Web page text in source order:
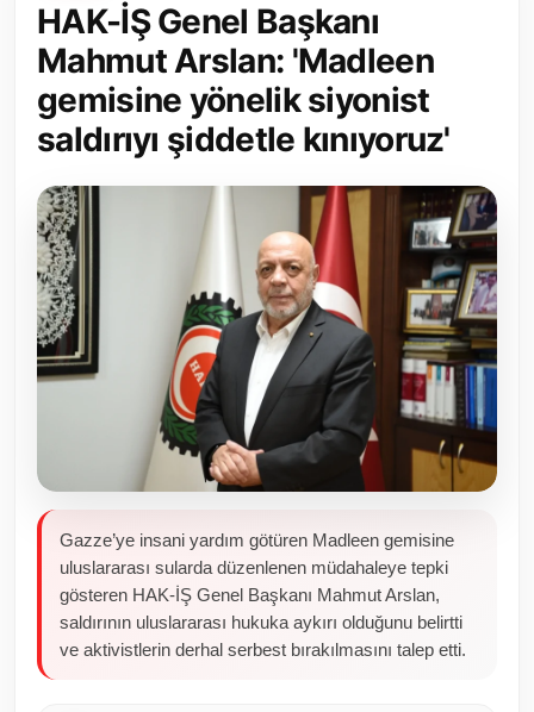
Yerel Yönetimler
Mülki İdare
Toplum ve Yaşam
Sivil Toplum Kuruluşları
Kamu Kurumları ve Üst Kurullar
Resmi Reklamlar
HAK-İŞ Genel Başkanı
Mahmut Arslan: 'Madleen
gemisine yönelik siyonist
saldırıyı şiddetle kınıyoruz'
Gazze’ye insani yardım götüren Madleen gemisine
uluslararası sularda düzenlenen müdahaleye tepki
gösteren HAK-İŞ Genel Başkanı Mahmut Arslan,
saldırının uluslararası hukuka aykırı olduğunu belirtti
ve aktivistlerin derhal serbest bırakılmasını talep etti.